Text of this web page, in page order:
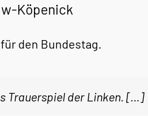
Köpenick
den Bundestag.
Trauerspiel der Linken. […]